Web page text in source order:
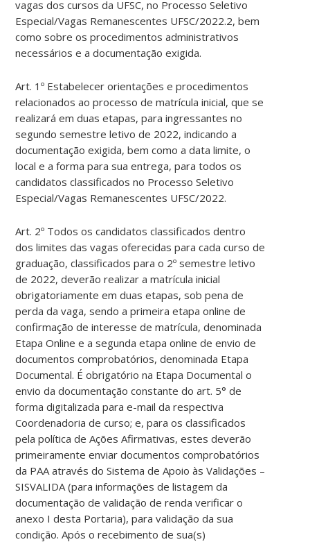
vagas dos cursos da UFSC, no Processo Seletivo
Especial/Vagas Remanescentes UFSC/2022.2, bem
como sobre os procedimentos administrativos
necessários e a documentação exigida.
Art. 1º Estabelecer orientações e procedimentos
relacionados ao processo de matrícula inicial, que se
realizará em duas etapas, para ingressantes no
segundo semestre letivo de 2022, indicando a
documentação exigida, bem como a data limite, o
local e a forma para sua entrega, para todos os
candidatos classificados no Processo Seletivo
Especial/Vagas Remanescentes UFSC/2022.
Art. 2º Todos os candidatos classificados dentro
dos limites das vagas oferecidas para cada curso de
graduação, classificados para o 2º semestre letivo
de 2022, deverão realizar a matrícula inicial
obrigatoriamente em duas etapas, sob pena de
perda da vaga, sendo a primeira etapa online de
confirmação de interesse de matrícula, denominada
Etapa Online e a segunda etapa online de envio de
documentos comprobatórios, denominada Etapa
Documental. É obrigatório na Etapa Documental o
envio da documentação constante do art. 5° de
forma digitalizada para e-mail da respectiva
Coordenadoria de curso; e, para os classificados
pela política de Ações Afirmativas, estes deverão
primeiramente enviar documentos comprobatórios
da PAA através do Sistema de Apoio às Validações –
SISVALIDA (para informações de listagem da
documentação de validação de renda verificar o
anexo I desta Portaria), para validação da sua
condição. Após o recebimento de sua(s)